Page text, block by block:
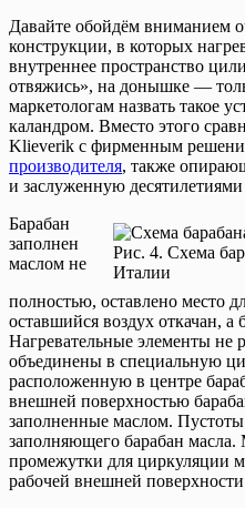
Давайте обойдём вниманием
конструкции, в которых
внутреннее пространство
отвяжись», на донышке —
маркетологам назвать такое
каландром. Вместо этого
Klieverik с фирменным
производителя, также
и заслуженную
Рис. 4. Схема
Италии
Барабан
заполнен
маслом не
полностью, оставлено место
оставшийся воздух откачан, а
Нагревательные элементы не
объединены в специальную
расположенную в центре
внешней поверхностью
заполненные маслом.
заполняющего барабан
промежутки для циркуляции
рабочей внешней поверхности